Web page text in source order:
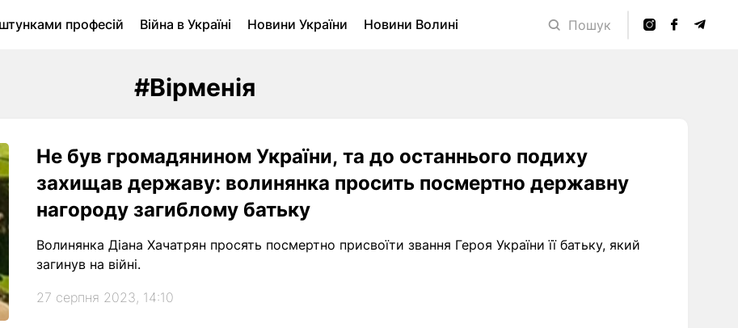
професій Війна в Україні Новини України
Новини Волині
Пошук
#Вірменія
Не був громадянином України, та до останнього подиху
захищав державу: волинянка просить посмертно державну
нагороду загиблому батьку
Волинянка Діана Хачатрян просять посмертно присвоїти звання Героя України її батьку, який
загинув на війні.
27 серпня 2023, 14:10